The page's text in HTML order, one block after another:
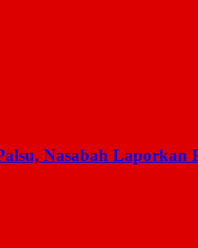
Nasabah Laporkan